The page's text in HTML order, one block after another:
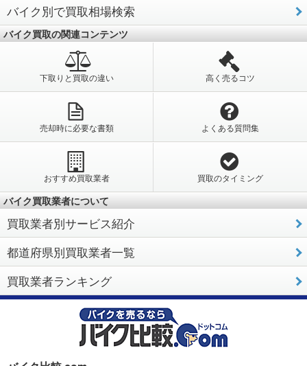
バイク別で買取相場検索
バイク買取の関連コンテンツ
下取りと買取の違い 高く売るコツ
売却時に必要な書類 よくある質問集
おすすめ買取業者 買取のタイミング
バイク買取業者について
買取業者別サービス紹介
都道府県別買取業者一覧
買取業者ランキング